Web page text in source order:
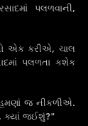
પલળવાની,
એક કરીએ, ચાલ
જ નીકળીએ.
જઈશું?"